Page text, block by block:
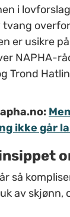
i
er usikre
NAPHA-
Trond
ikke går
så
av skjønn,